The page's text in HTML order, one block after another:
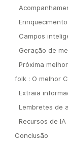
Campos
Geração de
sequências
Próxima
folk : O melhor
Extraia
Lembretes de
Recursos de
Conclusão